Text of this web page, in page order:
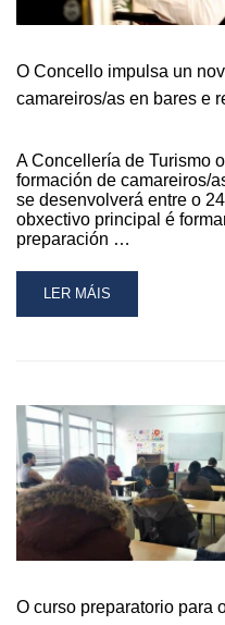
«EU
NA
GUARDA
O Concello impulsa un
camareiros/as en bares e
A Concellería de Turismo
formación de camareiros/
se desenvolverá entre o
obxectivo principal é
preparación …
READ
MORE
IMPULSA
UN
NOVO
CURSO
PARA
A
FORMACIÓN
BARES
LER MÁIS
O curso preparatorio para